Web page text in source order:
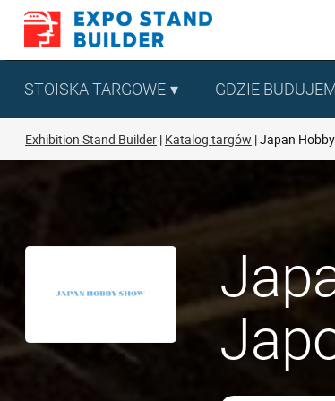
Skip
content
STOISKA TARGOWE GDZIE
Exhibition Stand Builder Katalog targów Japan